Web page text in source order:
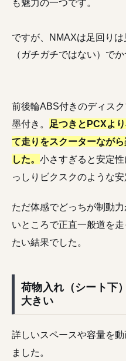
も魅力の一つです。
ですが、NMAXは足回り
（ガチガチではない）でか
前後輪ABS付きのディス
墨付き。
足つきとPCXよ
て走りをスクーターなが
した。 小さすぎると安定
っしりビクスクのような安
ただ体感でどっちが制動
いところで正直一般道を
たい結果でした。
荷物入れ（シート下
大きい
詳しいスペースや容量を
ました。